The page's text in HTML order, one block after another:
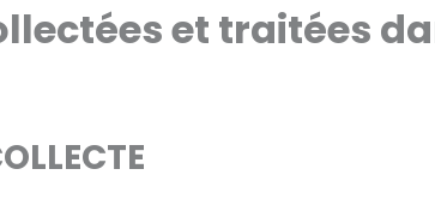
et traitées